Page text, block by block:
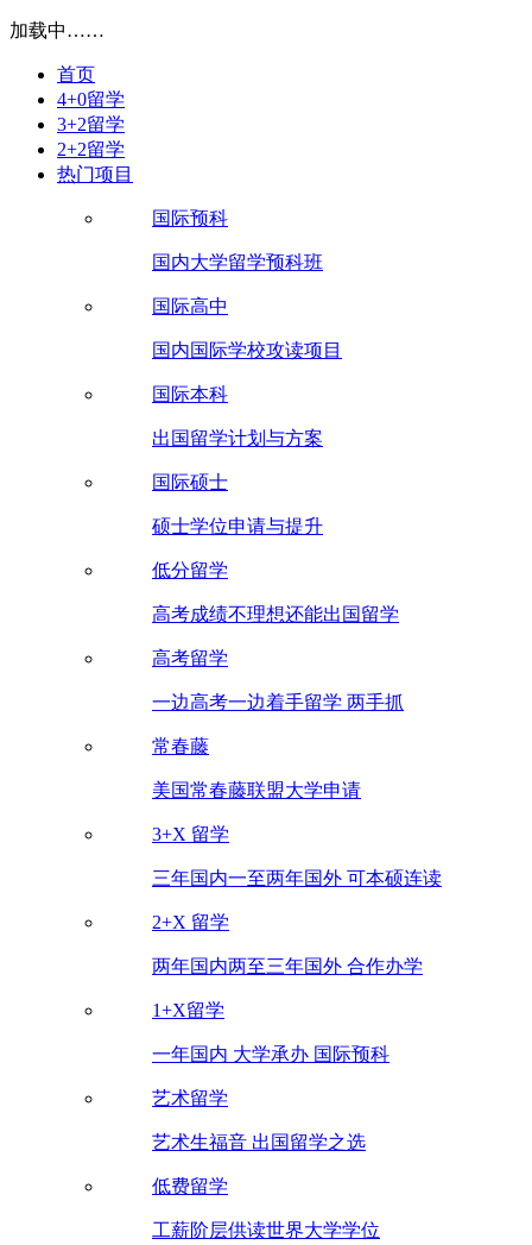
加载中……
首页
4+0留学
3+2留学
2+2留学
热门项目
国际预科
国内大学留学预科班
国际高中
国内国际学校攻读项目
国际本科
出国留学计划与方案
国际硕士
硕士学位申请与提升
低分留学
高考成绩不理想还能出国留学
高考留学
一边高考一边着手留学 两手抓
常春藤
美国常春藤联盟大学申请
3+X 留学
三年国内一至两年国外 可本硕连读
2+X 留学
两年国内两至三年国外 合作办学
1+X留学
一年国内 大学承办 国际预科
艺术留学
艺术生福音 出国留学之选
低费留学
工薪阶层供读世界大学学位